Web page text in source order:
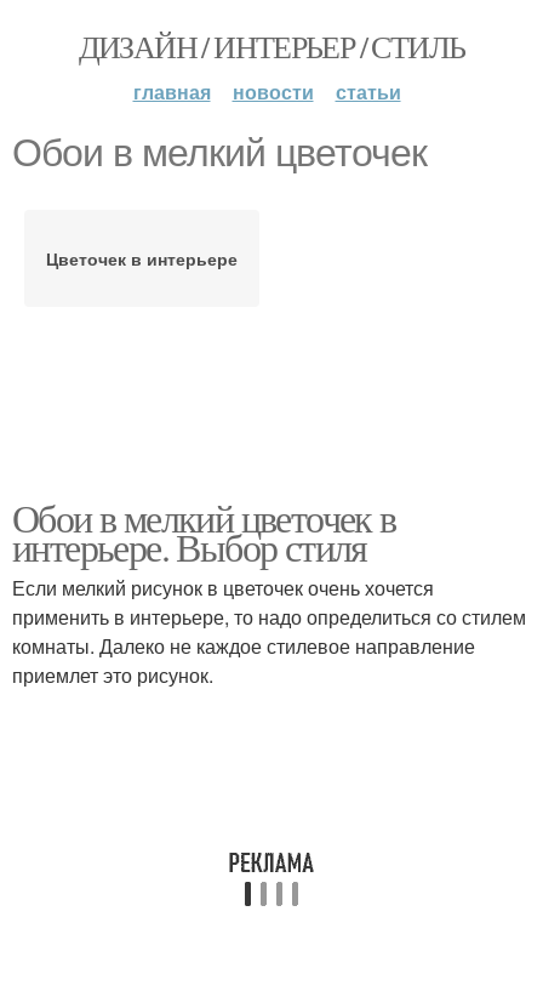
ДИЗАЙН / ИНТЕРЬЕР / СТИЛЬ
главная новости статьи
Обои в мелкий цветочек
Цветочек в интерьере
Обои в мелкий цветочек в
интерьере. Выбор стиля
Если мелкий рисунок в цветочек очень хочется
применить в интерьере, то надо определиться со стилем
комнаты. Далеко не каждое стилевое направление
приемлет это рисунок.